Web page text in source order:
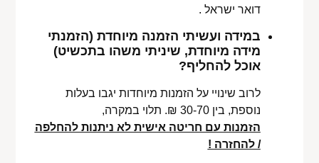
דואר ישראל .
במידה ועשיתי הזמנה מיוחדת (הזמנתי
מידה מיוחדת, שיניתי משהו בתכשיט)
אוכל להחליף?
לרוב שינויי על הזמנות מיוחדות יגבו בעלות
נוספת, בין 30-70 ₪. תלוי במקרה,
הזמנות עם חריטה אישית לא ניתנות להחלפה
/ להחזרה !